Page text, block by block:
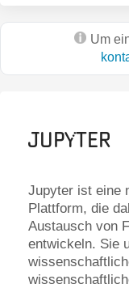
Um
Jupyter
Jupyter ist eine
Plattform, die
Austausch von
entwickeln. Sie